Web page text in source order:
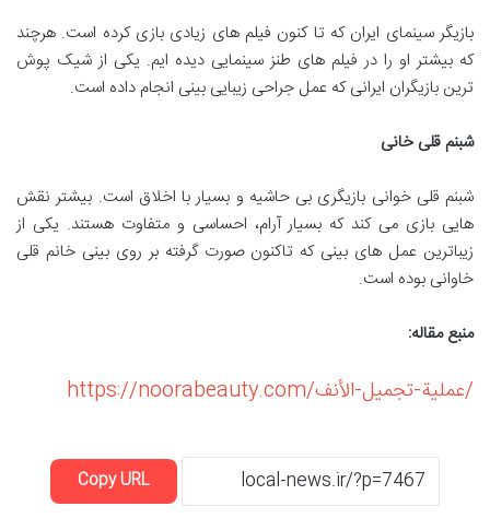
بازیگر سینمای ایران که تا کنون فیلم های زیادی بازی کرده است. هرچند
که بیشتر او را در فیلم های طنز سینمایی دیده ایم. یکی از شیک پوش
ترین بازیگران ایرانی که عمل جراحی زیبایی بینی انجام داده است.
شبنم قلی خانی
شبنم قلی خوانی بازیگری بی حاشیه و بسیار با اخلاق است. بیشتر نقش
هایی بازی می کند که بسیار آرام، احساسی و متفاوت هستند. یکی از
زیباترین عمل های بینی که تاکنون صورت گرفته بر روی بینی خانم قلی
خاوانی بوده است.
منبع مقاله:
https://noorabeauty.com/عملية-تجميل-الأنف/
Copy URL